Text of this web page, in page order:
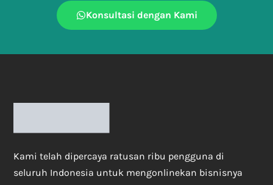
Konsultasi dengan Kami
Kami telah dipercaya ratusan ribu pengguna di
seluruh Indonesia untuk mengonlinekan bisnisnya